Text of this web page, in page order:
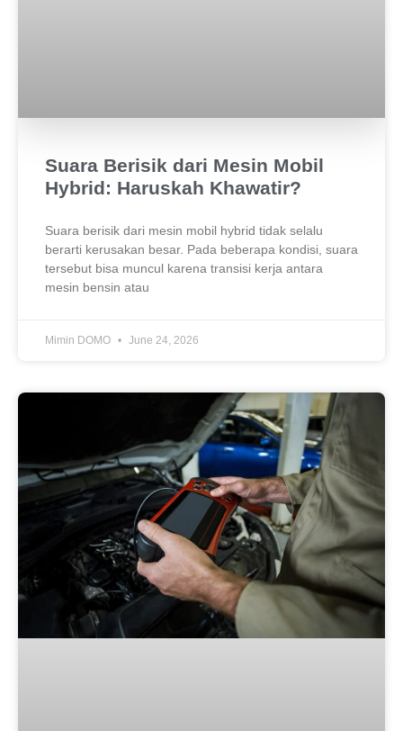
Suara Berisik dari Mesin Mobil
Hybrid: Haruskah Khawatir?
Suara berisik dari mesin mobil hybrid tidak selalu
berarti kerusakan besar. Pada beberapa kondisi, suara
tersebut bisa muncul karena transisi kerja antara
mesin bensin atau
Mimin DOMO June 24, 2026